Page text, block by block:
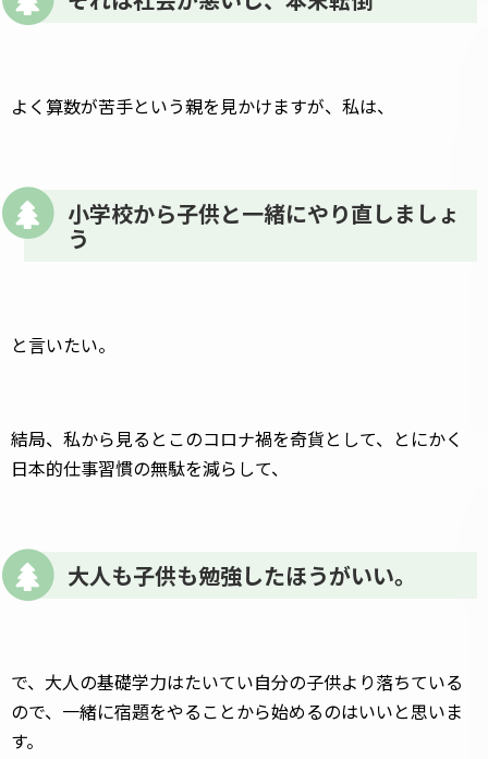
よく算数が苦手という親を見かけますが、私は、
小学校から子供と一緒にやり直しましょ
う
と言いたい。
結局、私から見るとこのコロナ禍を奇貨として、とにかく
日本的仕事習慣の無駄を減らして、
大人も子供も勉強したほうがいい。
で、大人の基礎学力はたいてい自分の子供より落ちている
ので、一緒に宿題をやることから始めるのはいいと思いま
す。